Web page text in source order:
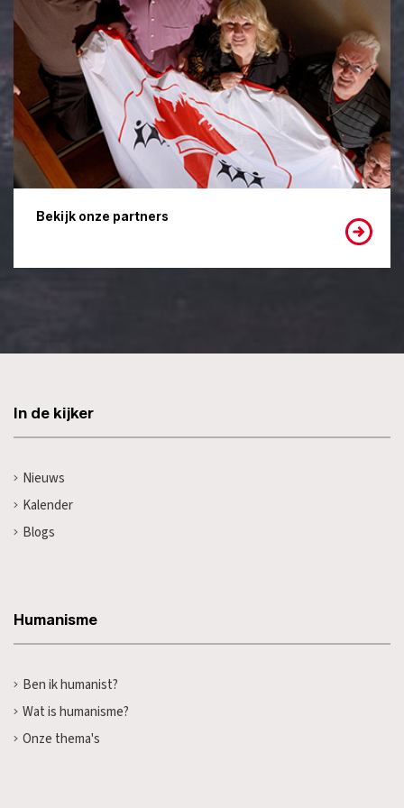
Bekijk onze partners
In de kijker
Nieuws
Kalender
Blogs
Humanisme
Ben ik humanist?
Wat is humanisme?
Onze thema's